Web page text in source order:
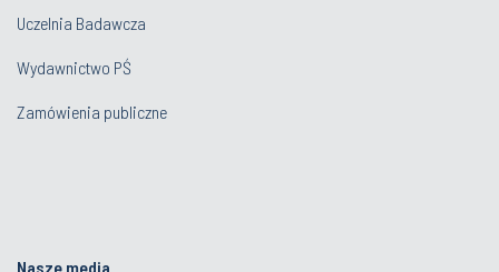
Uczelnia Badawcza
Wydawnictwo PŚ
Zamówienia publiczne
Nasze media